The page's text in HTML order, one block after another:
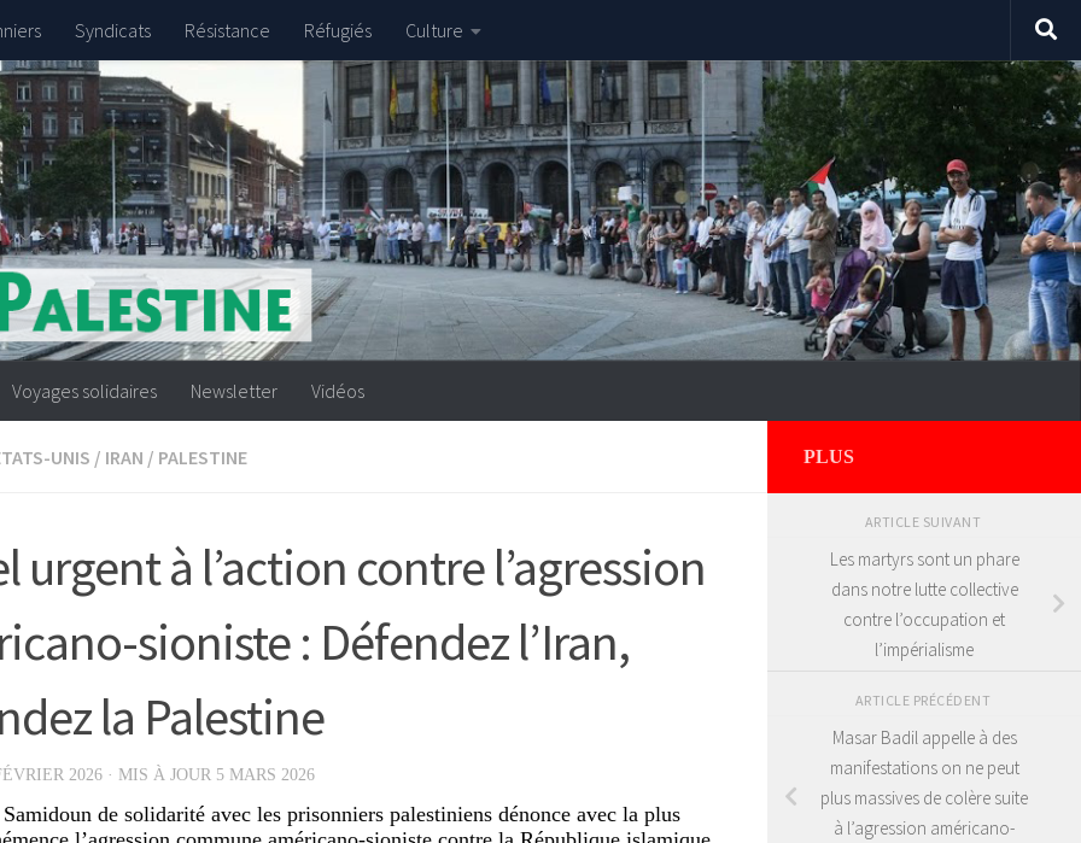
Syndicats Résistance Réfugiés Culture
Voyages solidaires Newsletter Vidéos
UNIS / IRAN / PALESTINE
urgent à l’action contre l’agression
sioniste : Défendez l’Iran,
la Palestine
2026 · MIS À JOUR 5 MARS 2026
de solidarité avec les prisonniers palestiniens dénonce avec la plus
PLUS
ARTICLE SUIVANT
Les martyrs sont un phare
dans notre lutte collective
contre l’occupation et
l’impérialisme
ARTICLE PRÉCÉDENT
Masar Badil appelle à des
manifestations on ne peut
plus massives de colère suite
à l’agression américano-